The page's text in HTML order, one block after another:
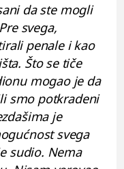
da ste mogli
svega,
penale i kao
Što se tiče
mogao je da
smo potkradeni
je
svega
sudio. Nema